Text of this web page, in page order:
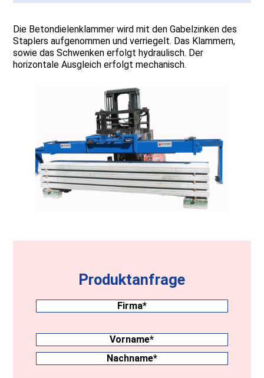
Die Betondielenklammer wird mit den Gabelzinken des
Staplers aufgenommen und verriegelt. Das Klammern,
sowie das Schwenken erfolgt hydraulisch. Der
horizontale Ausgleich erfolgt mechanisch.
Produktanfrage
Firma(erforderlich)
Nachname(erforderlich)
Vorname